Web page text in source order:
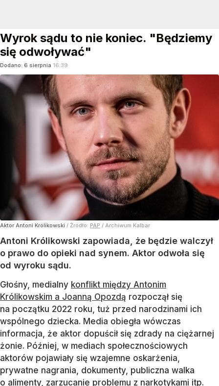
Wyrok sądu to nie koniec. "Będziemy
się odwoływać"
Dodano: 6 sierpnia 16:39
Aktor Antoni Królikowski / Źródło: PAP / Archiwum Kalbar
Antoni Królikowski zapowiada, że będzie walczył
o prawo do opieki nad synem. Aktor odwoła się
od wyroku sądu.
Głośny, medialny konflikt między Antonim
Królikowskim a Joanną Opozdą rozpoczął się
na początku 2022 roku, tuż przed narodzinami ich
wspólnego dziecka. Media obiegła wówczas
informacja, że aktor dopuścił się zdrady na ciężarnej
żonie. Później, w mediach społecznościowych
aktorów pojawiały się wzajemne oskarżenia,
prywatne nagrania, dokumenty, publiczna walka
o alimenty, zarzucanie problemu z narkotykami itp.